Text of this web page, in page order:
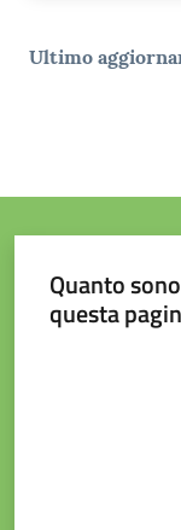
Ultimo
Quanto
questa